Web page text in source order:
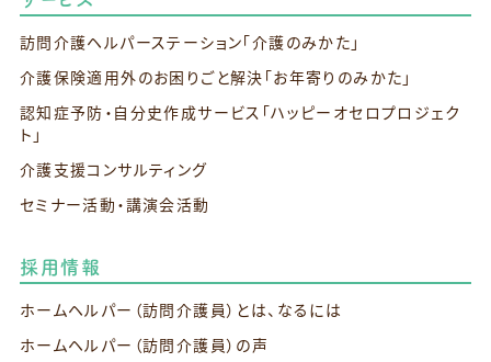
訪問介護ヘルパーステーション「介護のみかた」
介護保険適用外のお困りごと解決 「お年寄りのみかた」
認知症予防・自分史作成サービス 「ハッピーオセロプロジェク
ト」
介護支援コンサルティング
セミナー活動・講演会活動
採用情報
ホームヘルパー（訪問介護員）とは、なるには
ホームヘルパー（訪問介護員）の声